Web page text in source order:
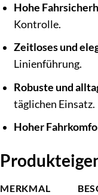
Hohe
Kontrolle.
Zeitloses und
Linienführung.
Robuste und
täglichen Einsatz.
Hoher
MERKMAL